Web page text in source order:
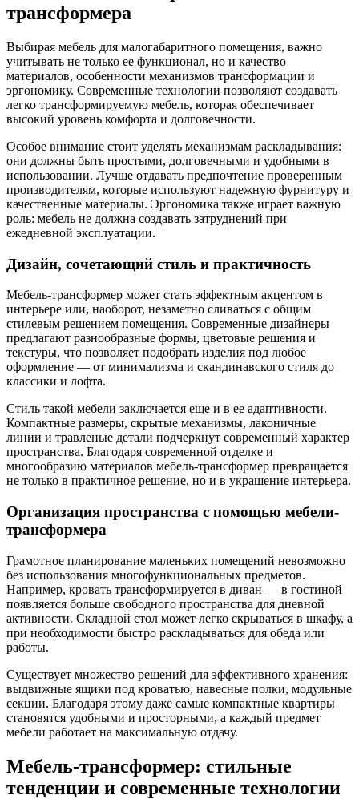
трансформера
Выбирая мебель для малогабаритного помещения, важно
учитывать не только ее функционал, но и качество
материалов, особенности механизмов трансформации и
эргономику. Современные технологии позволяют создавать
легко трансформируемую мебель, которая обеспечивает
высокий уровень комфорта и долговечности.
Особое внимание стоит уделять механизмам раскладывания:
они должны быть простыми, долговечными и удобными в
использовании. Лучше отдавать предпочтение проверенным
производителям, которые используют надежную фурнитуру и
качественные материалы. Эргономика также играет важную
роль: мебель не должна создавать затруднений при
ежедневной эксплуатации.
Дизайн, сочетающий стиль и практичность
Мебель-трансформер может стать эффектным акцентом в
интерьере или, наоборот, незаметно сливаться с общим
стилевым решением помещения. Современные дизайнеры
предлагают разнообразные формы, цветовые решения и
текстуры, что позволяет подобрать изделия под любое
оформление — от минимализма и скандинавского стиля до
классики и лофта.
Стиль такой мебели заключается еще и в ее адаптивности.
Компактные размеры, скрытые механизмы, лаконичные
линии и травленые детали подчеркнут современный характер
пространства. Благодаря современной отделке и
многообразию материалов мебель-трансформер превращается
не только в практичное решение, но и в украшение интерьера.
Организация пространства с помощью мебели-
трансформера
Грамотное планирование маленьких помещений невозможно
без использования многофункциональных предметов.
Например, кровать трансформируется в диван — в гостиной
появляется больше свободного пространства для дневной
активности. Складной стол может легко скрываться в шкафу, а
при необходимости быстро раскладываться для обеда или
работы.
Существует множество решений для эффективного хранения:
выдвижные ящики под кроватью, навесные полки, модульные
секции. Благодаря этому даже самые компактные квартиры
становятся удобными и просторными, а каждый предмет
мебели работает на максимальную отдачу.
Мебель-трансформер: стильные
тенденции и современные технологии